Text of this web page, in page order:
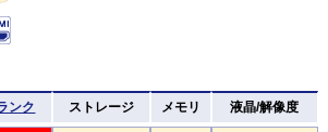
ンク ストレージ メモリ 液晶/解像度